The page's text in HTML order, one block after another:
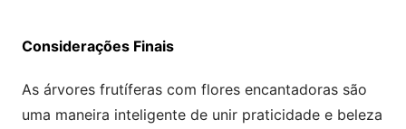
Considerações Finais
As árvores frutíferas com flores encantadoras são
uma maneira inteligente de unir praticidade e beleza